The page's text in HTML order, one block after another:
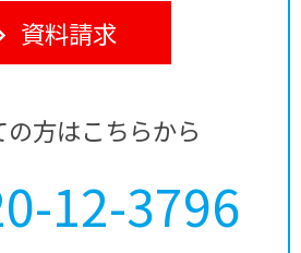
資料請求
の方はこちらから
12-3796